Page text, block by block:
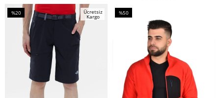
%20
İndirim
%20İndirim
Ücretsiz
Kargo
%50